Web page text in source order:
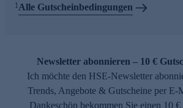
1 Alle Gutscheinbedingungen
Newsletter abonnieren – 10 €
Ich möchte den HSE-Newsletter
Trends, Angebote & Gutscheine per E-
Dankeschön bekommen Sie einen 10